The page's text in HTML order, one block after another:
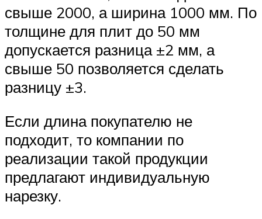
свыше 2000, а ширина 1000 мм. По
толщине для плит до 50 мм
допускается разница ±2 мм, а
свыше 50 позволяется сделать
разницу ±3.
Если длина покупателю не
подходит, то компании по
реализации такой продукции
предлагают индивидуальную
нарезку.